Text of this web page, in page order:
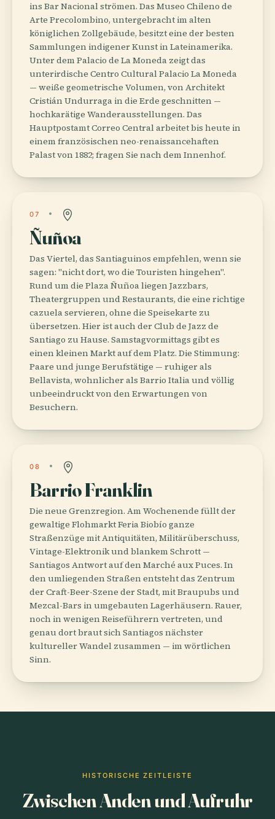
ins Bar Nacional strömen. Das Museo Chileno de
Arte Precolombino, untergebracht im alten
königlichen Zollgebäude, besitzt eine der besten
Sammlungen indigener Kunst in Lateinamerika.
Unter dem Palacio de La Moneda zeigt das
unterirdische Centro Cultural Palacio La Moneda
— weiße geometrische Volumen, von Architekt
Cristián Undurraga in die Erde geschnitten —
hochkarätige Wanderausstellungen. Das
Hauptpostamt Correo Central arbeitet bis heute in
einem französischen neo-renaissancehaften
Palast von 1882; fragen Sie nach dem Innenhof.
07
Ñuñoa
Das Viertel, das Santiaguinos empfehlen, wenn sie
sagen: "nicht dort, wo die Touristen hingehen".
Rund um die Plaza Ñuñoa liegen Jazzbars,
Theatergruppen und Restaurants, die eine richtige
cazuela servieren, ohne die Speisekarte zu
übersetzen. Hier ist auch der Club de Jazz de
Santiago zu Hause. Samstagvormittags gibt es
einen kleinen Markt auf dem Platz. Die Stimmung:
Paare und junge Berufstätige — ruhiger als
Bellavista, wohnlicher als Barrio Italia und völlig
unbeeindruckt von den Erwartungen von
Besuchern.
08
Barrio Franklin
Die neue Grenzregion. Am Wochenende füllt der
gewaltige Flohmarkt Feria Biobío ganze
Straßenzüge mit Antiquitäten, Militärüberschuss,
Vintage-Elektronik und blankem Schrott —
Santiagos Antwort auf den Marché aux Puces. In
den umliegenden Straßen entsteht das Zentrum
der Craft-Beer-Szene der Stadt, mit Braupubs und
Mezcal-Bars in umgebauten Lagerhäusern. Rauer,
noch in wenigen Reiseführern vertreten, und
genau dort braut sich Santiagos nächster
kultureller Wandel zusammen — im wörtlichen
Sinn.
HISTORISCHE ZEITLEISTE
Zwischen Anden und Aufruhr